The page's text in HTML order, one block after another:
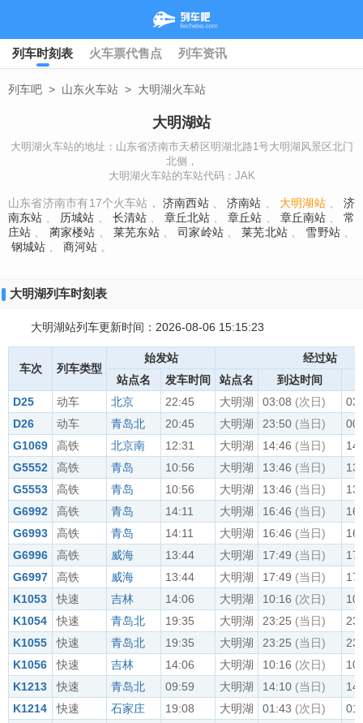
列车时刻表 火车票代售点 列车资讯
列车吧 > 山东火车站 > 大明湖火车站
大明湖站
大明湖火车站的地址：山东省济南市天桥区明湖北路1号大明湖风景区北门
北侧，
大明湖火车站的车站代码：JAK
山东省济南市有17个火车站， 济南西站 济南站 大明湖站
济
南东站
历城站 长清站 章丘北站 章丘站 章丘南站
常
庄站
蔺家楼站 莱芜东站 司家岭站 莱芜北站 雪野站
钢城站
商河站 。
大明湖列车时刻表
大明湖站列车更新时间：2026-08-06 15:15:23
车次 列车类型
始发站
经过站
站点名
发车时间 站点名 到达时间
D25
动车 北京 22:45 大明湖 03:08 (次日)
D26
动车 青岛北 20:45 大明湖 23:50 (当日)
G1069
高铁 北京南 12:31 大明湖 14:46 (当日)
G5552
高铁 青岛 10:56 大明湖 13:46 (当日)
G5553
高铁 青岛 10:56 大明湖 13:46 (当日)
G6992
高铁 青岛 14:11 大明湖 16:46 (当日)
G6993
高铁 青岛 14:11 大明湖 16:46 (当日)
G6996
高铁 威海 13:44 大明湖 17:49 (当日)
G6997
高铁 威海 13:44 大明湖 17:49 (当日)
K1053
快速 吉林 14:06 大明湖 10:16 (次日)
K1054
快速 青岛北 19:35 大明湖 23:25 (当日)
K1055
快速 青岛北 19:35 大明湖 23:25 (当日)
K1056
快速 吉林 14:06 大明湖 10:16 (次日)
K1213
快速 青岛北 09:59 大明湖 14:10 (当日)
K1214
快速 石家庄 19:08 大明湖 01:43 (次日)